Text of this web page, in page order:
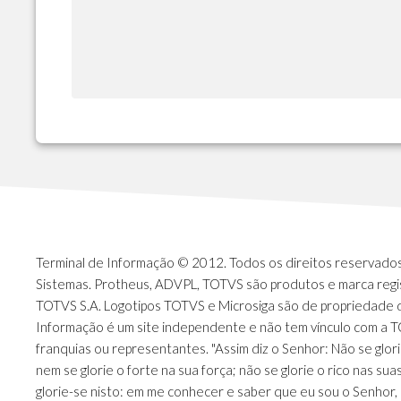
Terminal de Informação © 2012. Todos os direitos
Sistemas. Protheus, ADVPL, TOTVS são produtos e marca
TOTVS S.A. Logotipos TOTVS e Microsiga são de propriedade
Informação é um site independente e não tem vínculo com a
franquias ou representantes. "Assim diz o Senhor: Não se
nem se glorie o forte na sua força; não se glorie o rico nas
glorie-se nisto: em me conhecer e saber que eu sou o